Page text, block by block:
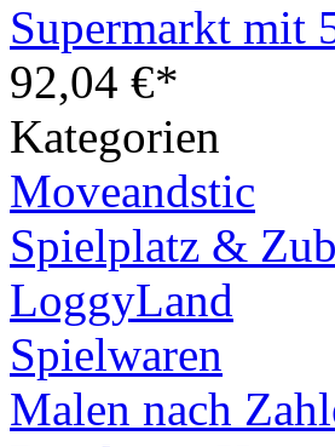
Supermarkt mit
92,04 €*
Kategorien
Moveandstic
Spielplatz &
LoggyLand
Spielwaren
Malen nach